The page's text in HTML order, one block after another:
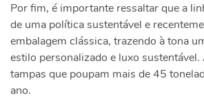
Por fim, é importante ressaltar que a
de uma política sustentável e
embalagem clássica, trazendo à tona
estilo personalizado e luxo
tampas que poupam mais de 45
ano.